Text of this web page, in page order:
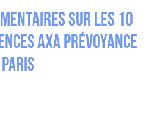
sur les 10
AXA Prévoyance